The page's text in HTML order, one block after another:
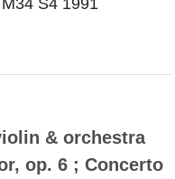
& orchestra
op. 6 ; Concerto